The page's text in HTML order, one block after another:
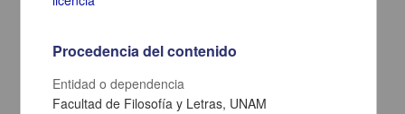
Procedencia del contenido
Entidad o dependencia
Facultad de Filosofía y Letras, UNAM